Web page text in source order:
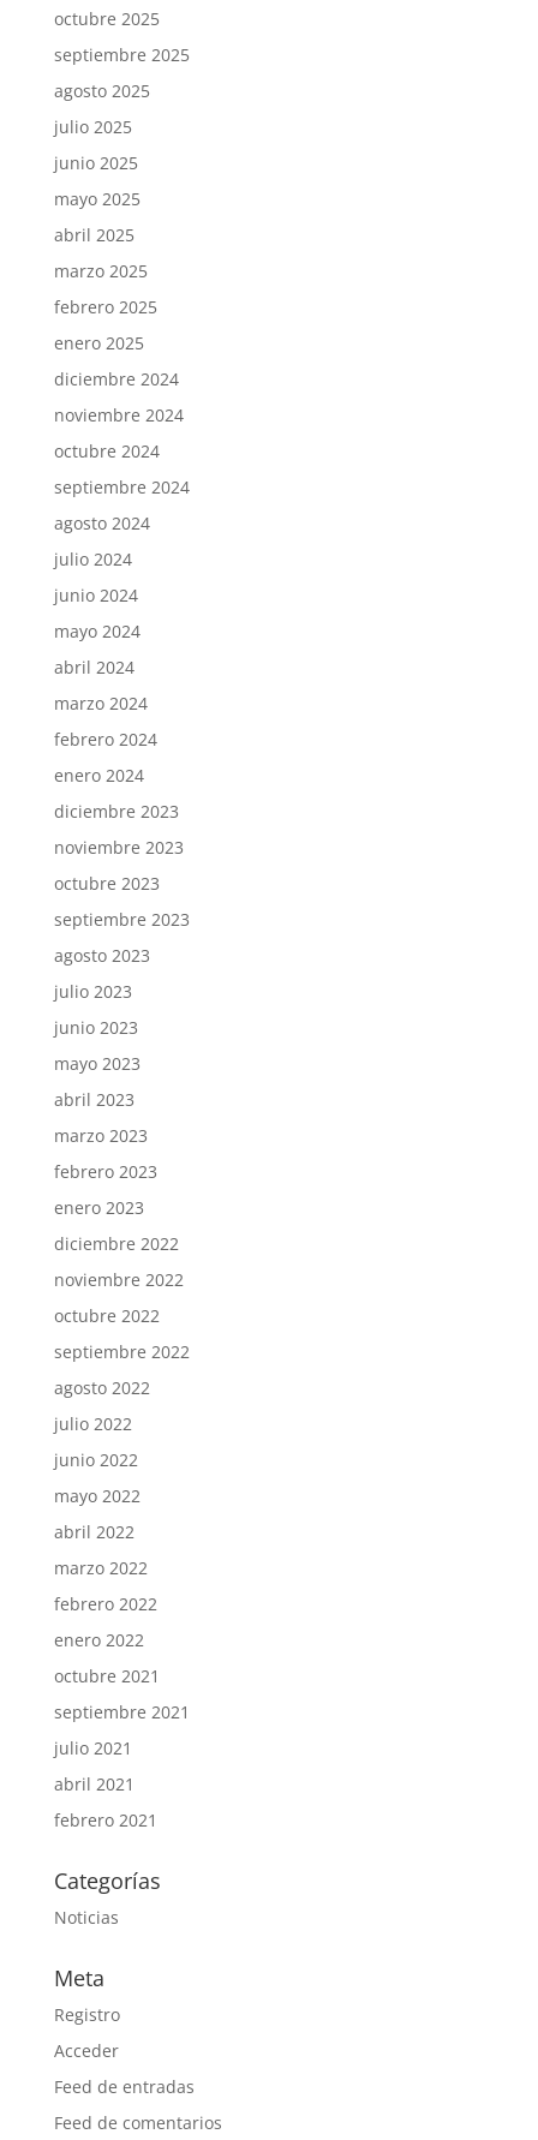
octubre 2025
septiembre 2025
agosto 2025
julio 2025
junio 2025
mayo 2025
abril 2025
marzo 2025
febrero 2025
enero 2025
diciembre 2024
noviembre 2024
octubre 2024
septiembre 2024
agosto 2024
julio 2024
junio 2024
mayo 2024
abril 2024
marzo 2024
febrero 2024
enero 2024
diciembre 2023
noviembre 2023
octubre 2023
septiembre 2023
agosto 2023
julio 2023
junio 2023
mayo 2023
abril 2023
marzo 2023
febrero 2023
enero 2023
diciembre 2022
noviembre 2022
octubre 2022
septiembre 2022
agosto 2022
julio 2022
junio 2022
mayo 2022
abril 2022
marzo 2022
febrero 2022
enero 2022
octubre 2021
septiembre 2021
julio 2021
abril 2021
febrero 2021
Categorías
Noticias
Meta
Registro
Acceder
Feed de entradas
Feed de comentarios